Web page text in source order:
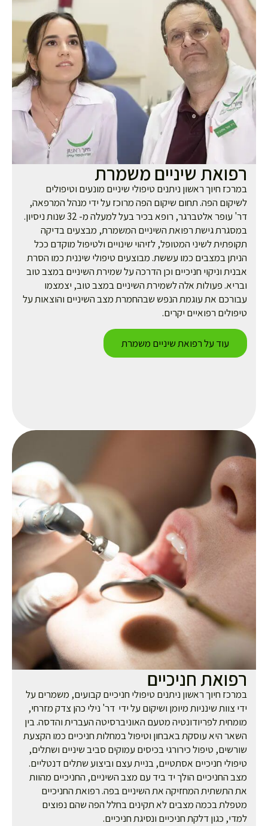
שיניים משמרת
חיוך ראשון ניתנים טיפולי שיניים מונעים וטיפולים
הפה. תחום שיקום הפה מרוכז על ידי מנהל המרפאה,
עופר אלטברגר, רופא בכיר בעל למעלה מ-32 שנות ניסיון
.
גישת רפואת השיניים המשמרת, מבצעים בדיקה
לשיני המטופל, לזיהוי שינויים ולטיפול מוקדם ככל
במצבים כמו עששת. מבוצעים טיפולי שיננית כמו הסרת
וניקוי חניכיים וכן הדרכה על שמירת השיניים במצב טוב
פעולות אלה לשמירת השיניים במצב טוב, יצמצמו
את עוגמת הנפש שבהחמרת מצב השיניים והוצאות על
רפואיים יקרים.
עוד על רפואת שיניים משמרת
חניכיים
חיוך ראשון ניתנים טיפולי חניכיים קבועים, משמרים על
צוות שינניות מיומן ושיקום על ידי דר' נילי כהן צדק מזרחי,
לפריודונטיה מטעם האוניברסיטה העברית והדסה. בין
היא עוסקת באבחון וטיפול במחלות חניכיים כמו הקצעת
טיפול כירורגי בכיסים עמוקים סביב שיניים ושתלים,
חניכיים אסתטיים, בניית עצם וביצוע שתלים דנטליים.
החניכיים הולך יד ביד עם מצב השיניים, החניכיים מהוות
התשתית המחזיקה את השיניים בפה. רפואת החניכיים
בכמה מצבים לא תקינים בחלל הפה שהם נפוצים
כגון דלקת חניכיים ונסיגת חניכיים.